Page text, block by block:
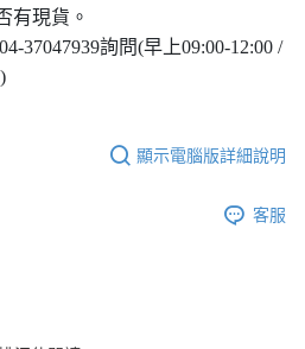
有現貨。
37047939詢問(早上09:00-12:00 /
顯示電腦版詳細說明
客服